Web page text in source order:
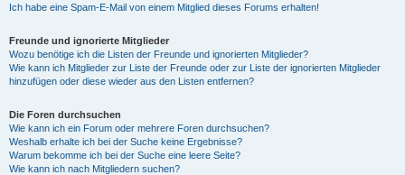
Ich habe eine Spam-E-Mail von einem Mitglied dieses Forums erhalten!
Freunde und ignorierte Mitglieder
Wozu benötige ich die Listen der Freunde und ignorierten Mitglieder?
Wie kann ich Mitglieder zur Liste der Freunde oder zur Liste der ignorierten Mitglieder
hinzufügen oder diese wieder aus den Listen entfernen?
Die Foren durchsuchen
Wie kann ich ein Forum oder mehrere Foren durchsuchen?
Weshalb erhalte ich bei der Suche keine Ergebnisse?
Warum bekomme ich bei der Suche eine leere Seite?
Wie kann ich nach Mitgliedern suchen?